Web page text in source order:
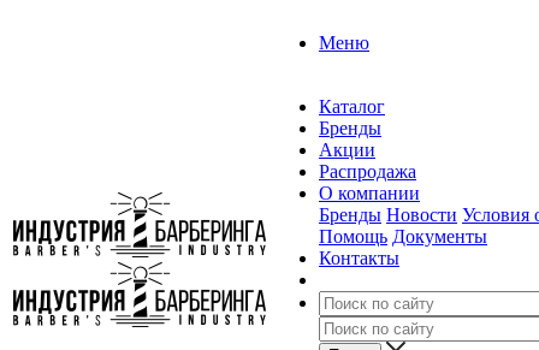
Меню
Каталог
Бренды
Акции
Распродажа
О компании
Бренды Новости Условия
Помощь Документы
Контакты